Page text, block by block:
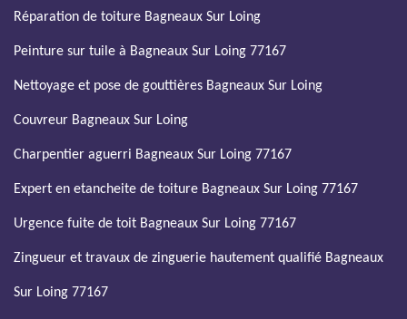
Réparation de toiture Bagneaux Sur Loing
Peinture sur tuile à Bagneaux Sur Loing 77167
Nettoyage et pose de gouttières Bagneaux Sur Loing
Couvreur Bagneaux Sur Loing
Charpentier aguerri Bagneaux Sur Loing 77167
Expert en etancheite de toiture Bagneaux Sur Loing 77167
Urgence fuite de toit Bagneaux Sur Loing 77167
Zingueur et travaux de zinguerie hautement qualifié Bagneaux
Sur Loing 77167